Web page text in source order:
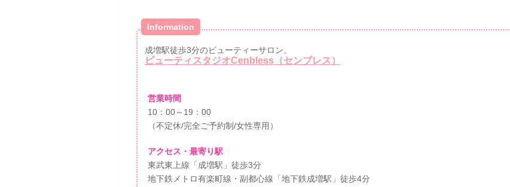
Information
成増駅徒歩3分のビューティーサロン。
ビューティスタジオCenbless（センブレス）
営業時間
10：00～19：00
（不定休/完全ご予約制/女性専用）
アクセス・最寄り駅
東武東上線「成増駅」徒歩3分
地下鉄メトロ有楽町線・副都心線「地下鉄成増駅」徒歩4分